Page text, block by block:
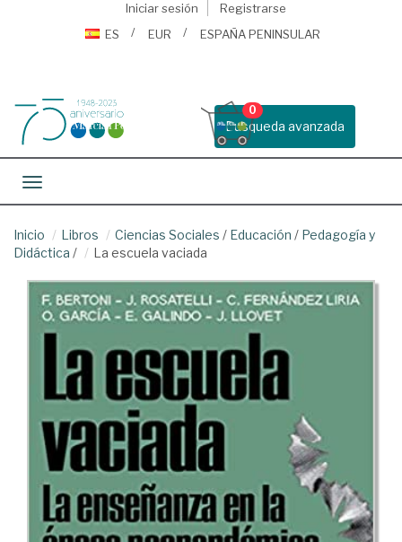
Iniciar sesión
Registrarse
ES
EUR ESPAÑA PENINSULAR
Busqueda avanzada
0
Toggle navigation
Inicio Libros Ciencias Sociales / Educación / Pedagogía y
Didáctica / La escuela vaciada